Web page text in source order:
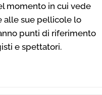
momento in cui vede
alle sue pellicole lo
punti di riferimento
e spettatori.